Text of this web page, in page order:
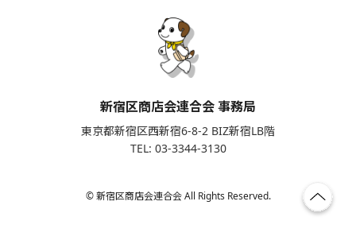
新宿区商店会連合会 事務局
東京都新宿区西新宿6-8-2 BIZ新宿LB階
TEL: 03-3344-3130
© 新宿区商店会連合会 All Rights Reserved.